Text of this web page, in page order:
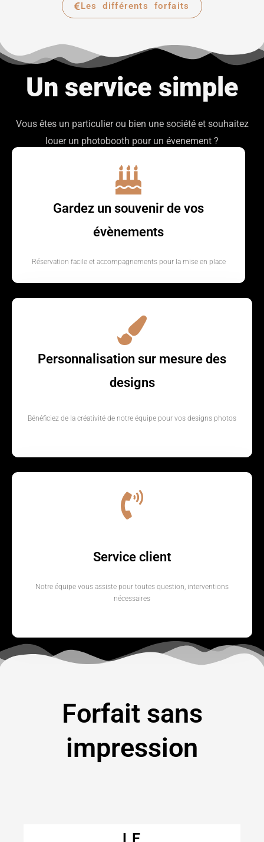
Les différents forfaits
Un service simple
Vous êtes un particulier ou bien une société et souhaitez
louer un photobooth pour un évenement ?
Gardez un souvenir de vos
évènements
Réservation facile et accompagnements pour la mise en place
Personnalisation sur mesure des
designs
Bénéficiez de la créativité de notre équipe pour vos designs photos
Service client
Notre équipe vous assiste pour toutes question, interventions
nécessaires
Forfait sans
impression